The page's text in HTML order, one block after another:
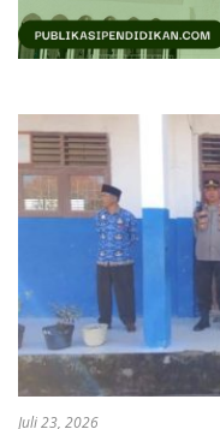
Juli 23, 2026